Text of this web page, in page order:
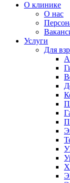
О клинике
О нас
Услуги
Для